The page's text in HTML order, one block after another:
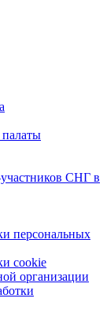
участников СНГ в
персональных
cookie
организации